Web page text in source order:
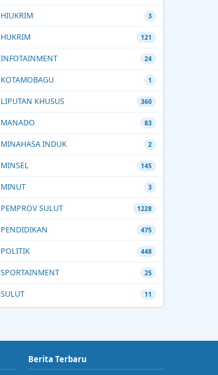
HIUKRIM 3
HUKRIM 121
INFOTAINMENT 24
KOTAMOBAGU 1
LIPUTAN KHUSUS 360
MANADO 83
MINAHASA INDUK 2
MINSEL 145
MINUT 3
PEMPROV SULUT 1228
PENDIDIKAN 475
POLITIK 448
SPORTAINMENT 25
SULUT 11
Berita Terbaru